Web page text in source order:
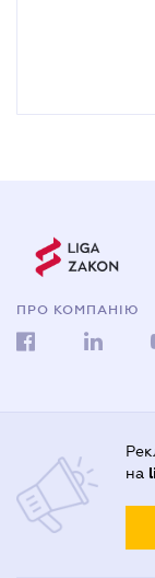
ПРО КОМПАНІЮ
на